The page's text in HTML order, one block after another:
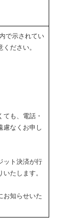
で示されてい
ださい。
も、電話・
慮なくお申し
ト決済が行
たします。
知らせいた